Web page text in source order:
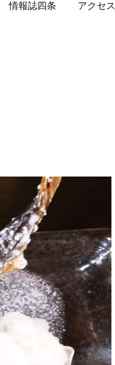
情報誌四条 アクセス